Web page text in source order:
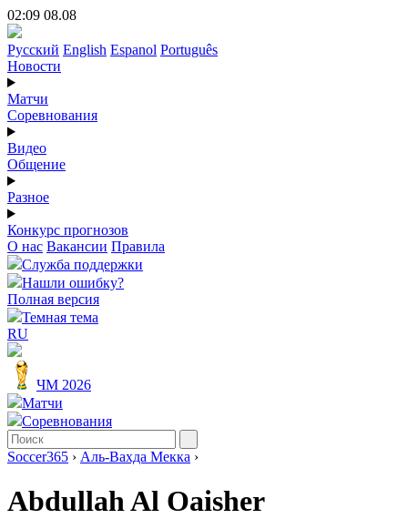
02:09 08.08
Русский English Espanol Português
Новости
Матчи
Соревнования
Видео
Общение
Разное
Конкурс прогнозов
О нас Вакансии Правила
Служба поддержки
Нашли ошибку?
Полная версия
Темная тема
RU
ЧМ 2026
Матчи
Соревнования
Soccer365 › Аль-Вахда Мекка ›
Abdullah Al Oaisher